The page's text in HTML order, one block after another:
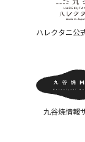
ハレクタニ公
九谷焼情報